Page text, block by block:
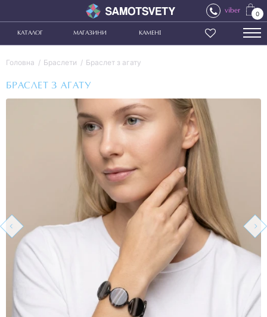
viber 0
КАТАЛОГ МАГАЗИНИ КАМЕНІ
Головна Браслети Браслет з агату
БРАСЛЕТ З АГАТУ